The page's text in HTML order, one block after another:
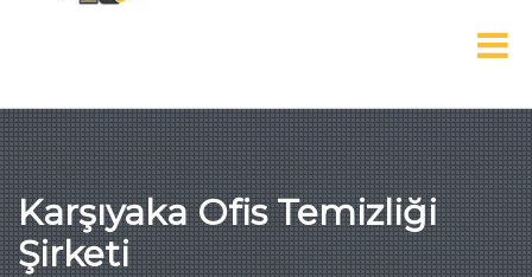
Karşıyaka Ofis Temizliği
Şirketi